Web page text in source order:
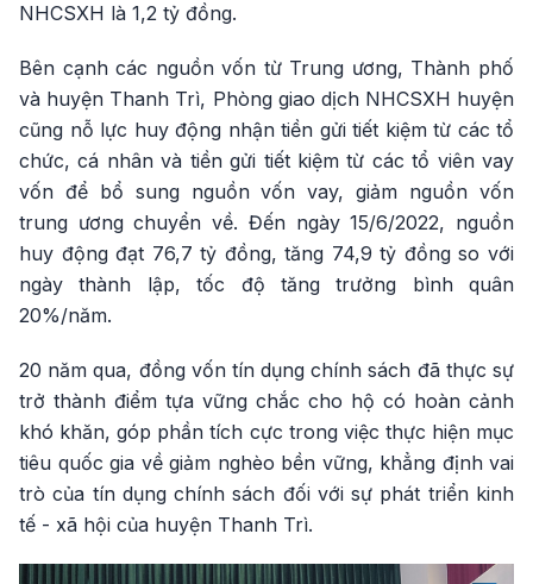
NHCSXH là 1,2 tỷ đồng.
Bên cạnh các nguồn vốn từ Trung ương, Thành phố
và huyện Thanh Trì, Phòng giao dịch NHCSXH huyện
cũng nỗ lực huy động nhận tiền gửi tiết kiệm từ các tổ
chức, cá nhân và tiền gửi tiết kiệm từ các tổ viên vay
vốn để bổ sung nguồn vốn vay, giảm nguồn vốn
trung ương chuyển về. Đến ngày 15/6/2022, nguồn
huy động đạt 76,7 tỷ đồng, tăng 74,9 tỷ đồng so với
ngày thành lập, tốc độ tăng trưởng bình quân
20%/năm.
20 năm qua, đồng vốn tín dụng chính sách đã thực sự
trở thành điểm tựa vững chắc cho hộ có hoàn cảnh
khó khăn, góp phần tích cực trong việc thực hiện mục
tiêu quốc gia về giảm nghèo bền vững, khẳng định vai
trò của tín dụng chính sách đối với sự phát triển kinh
tế - xã hội của huyện Thanh Trì.